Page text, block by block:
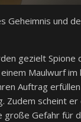
Geheimnis und
gezielt Spione
Maulwurf
Auftrag
Zudem scheint
große Gefahr für